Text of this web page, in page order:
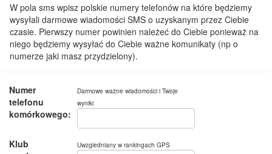
W pola sms wpisz polskie numery telefonów na które będziemy
wysyłali darmowe wiadomości SMS o uzyskanym przez Ciebie
czasie. Pierwszy numer powinien należeć do Ciebie ponieważ na
niego będziemy wysyłać do Ciebie ważne komunikaty (np o
numerze jaki masz przydzielony).
Numer
telefonu
komórkowego:
Darmowe ważne wiadomości i Twoje
wyniki
Klub
Uwzgledniany w rankingach GPS